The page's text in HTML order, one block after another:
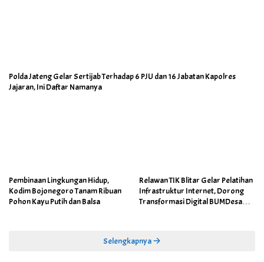
Polda Jateng Gelar Sertijab Terhadap 6 PJU dan 16 Jabatan Kapolres
Jajaran, Ini Daftar Namanya
Pembinaan Lingkungan Hidup,
Kodim Bojonegoro Tanam Ribuan
Pohon Kayu Putih dan Balsa
Relawan TIK Blitar Gelar Pelatihan
Infrastruktur Internet, Dorong
Transformasi Digital BUMDesa
Selengkapnya